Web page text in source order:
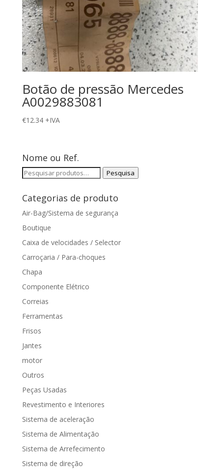
Botão de pressão Mercedes
A0029883081
€12.34 +IVA
Nome ou Ref.
Pesquisar
Pesquisa
Categorias de produto
Air-Bag/Sistema de segurança
Boutique
Caixa de velocidades / Selector
Carroçaria / Para-choques
Chapa
Componente Elétrico
Correias
Ferramentas
Frisos
Jantes
motor
Outros
Peças Usadas
Revestimento e Interiores
Sistema de aceleração
Sistema de Alimentação
Sistema de Arrefecimento
Sistema de direção